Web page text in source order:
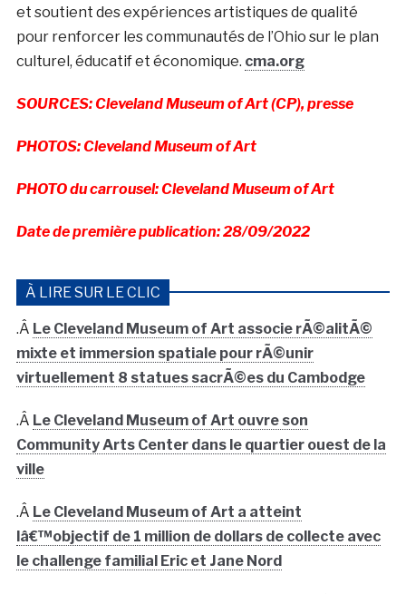
et soutient des expériences artistiques de qualité
pour renforcer les communautés de l’Ohio sur le plan
culturel, éducatif et économique. cma.org
SOURCES: Cleveland Museum of Art (CP), presse
PHOTOS: Cleveland Museum of Art
PHOTO du carrousel: Cleveland Museum of Art
Date de première publication: 28/09/2022
À LIRE SUR LE CLIC
.Â Le Cleveland Museum of Art associe rÃ©alitÃ©
mixte et immersion spatiale pour rÃ©unir
virtuellement 8 statues sacrÃ©es du Cambodge
.Â Le Cleveland Museum of Art ouvre son
Community Arts Center dans le quartier ouest de la
ville
.Â Le Cleveland Museum of Art a atteint
lâ€™objectif de 1 million de dollars de collecte avec
le challenge familial Eric et Jane Nord